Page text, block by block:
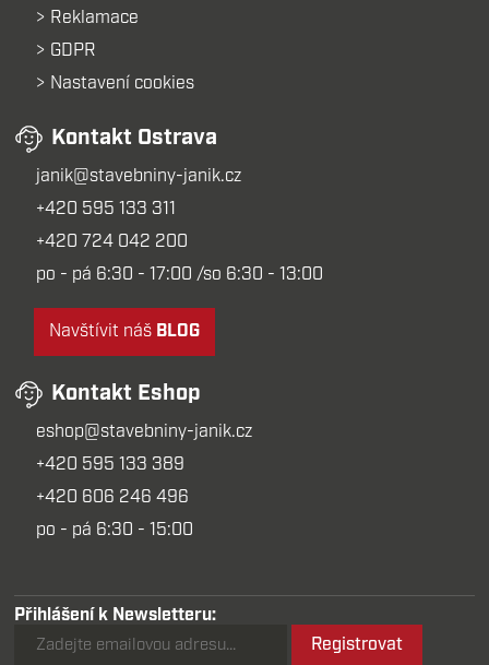
Reklamace
GDPR
Nastavení cookies
Kontakt Ostrava
janik@stavebniny-janik.cz
+420 595 133 311
+420 724 042 200
po - pá 6:30 - 17:00 /so 6:30 - 13:00
Navštívit náš BLOG
Kontakt Eshop
eshop@stavebniny-janik.cz
+420 595 133 389
+420 606 246 496
po - pá 6:30 - 15:00
Přihlášení k Newsletteru:
Registrovat